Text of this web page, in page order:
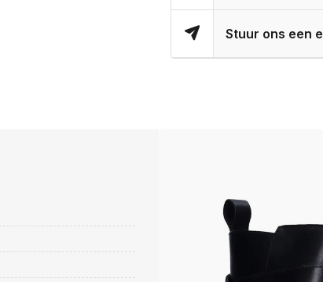
Stuur ons een